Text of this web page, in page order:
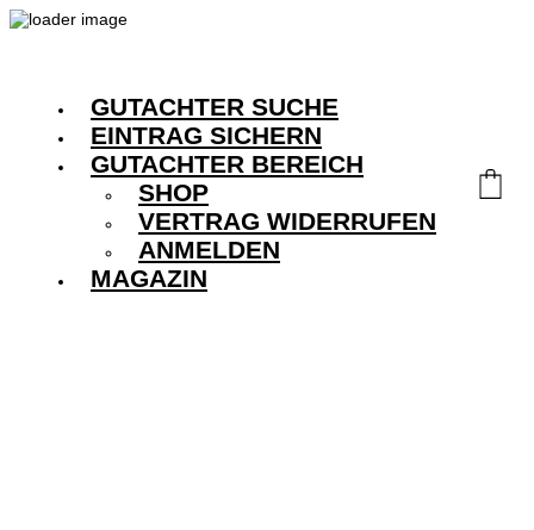
GUTACHTER SUCHE
EINTRAG SICHERN
GUTACHTER BEREICH
SHOP
VERTRAG WIDERRUFEN
ANMELDEN
MAGAZIN